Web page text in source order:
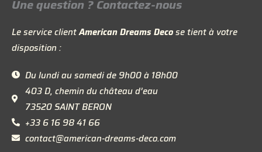
Une question ? Contactez-nous
Le service clientAmerican Dreams Decose tient à votre
disposition :
Du lundi au samedi de 9h00 à 18h00
403 D, chemin du château d’eau
73520 SAINT BERON
+33 6 16 98 41 66
contact@american-dreams-deco.com